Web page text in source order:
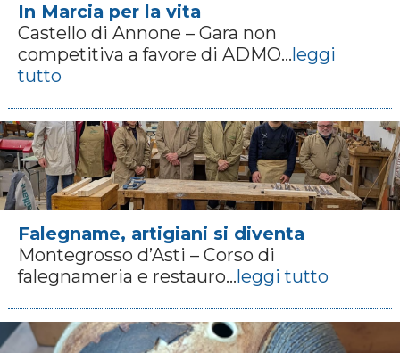
In Marcia per la vita
Castello di Annone – Gara non
competitiva a favore di ADMO...leggi
tutto
Falegname, artigiani si diventa
Montegrosso d’Asti – Corso di
falegnameria e restauro...leggi tutto